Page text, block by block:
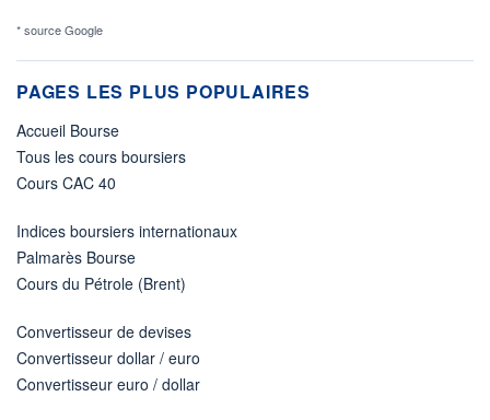
* source Google
PAGES LES PLUS POPULAIRES
Accueil Bourse
Tous les cours boursiers
Cours CAC 40
Indices boursiers internationaux
Palmarès Bourse
Cours du Pétrole (Brent)
Convertisseur de devises
Convertisseur dollar / euro
Convertisseur euro / dollar